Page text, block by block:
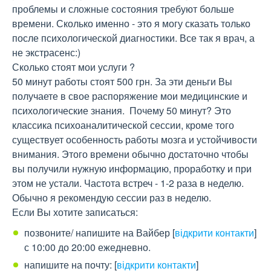
проблемы и сложные состояния требуют больше
времени. Сколько именно - это я могу сказать только
после психологической диагностики. Все так я врач, а
не экстрасенс:)
Сколько стоят мои услуги ?
50 минут работы стоят 500 грн. За эти деньги Вы
получаете в свое распоряжение мои медицинские и
психологические знания. Почему 50 минут? Это
классика психоаналитической сессии, кроме того
существует особенность работы мозга и устойчивости
внимания. Этого времени обычно достаточно чтобы
вы получили нужную информацию, проработку и при
этом не устали. Частота встреч - 1-2 раза в неделю.
Обычно я рекомендую сессии раз в неделю.
Если Вы хотите записаться:
позвоните/ напишите на Вайбер [відкрити контакти]
с 10:00 до 20:00 ежедневно.
напишите на почту: [відкрити контакти]